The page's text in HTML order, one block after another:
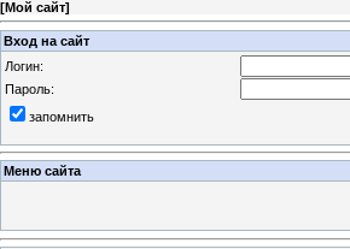
[Мой сайт]
Вход на сайт
Логин:
Пароль:
запомнить
Меню сайта